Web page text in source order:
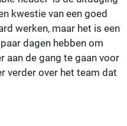
kwestie van een goed
werken, maar het is een
dagen hebben om
aan de gang te gaan voor
verder over het team dat